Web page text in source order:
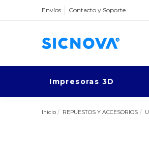
Envíos Contacto y Soporte
Impresoras 3D
Inicio REPUESTOS Y ACCESORIOS